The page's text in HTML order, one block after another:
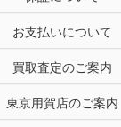
お支払いについて
買取査定のご案内
東京用賀店のご案内